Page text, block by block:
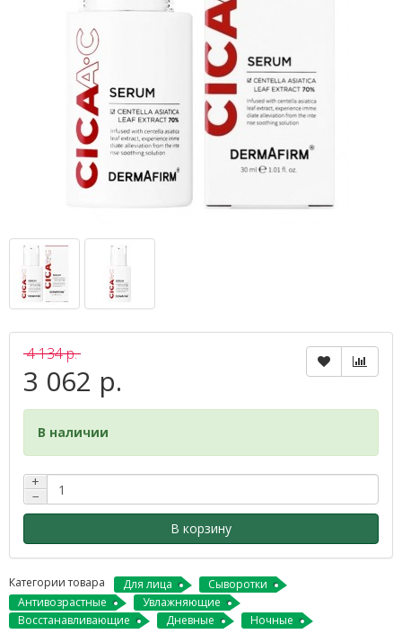
4 134 р.
3 062 р.
В наличии
+
−
В корзину
Категории товара Для лица
Сыворотки
Антивозрастные
Увлажняющие
Восстанавливающие
Дневные Ночные